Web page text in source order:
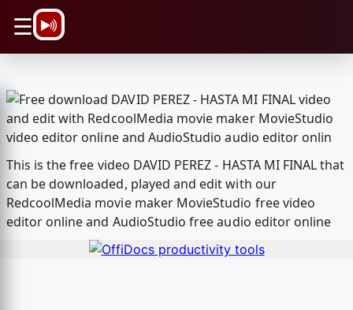
☰
This is the free video DAVID PEREZ - HASTA MI FINAL that
can be downloaded, played and edit with our
RedcoolMedia movie maker MovieStudio free video
editor online and AudioStudio free audio editor online